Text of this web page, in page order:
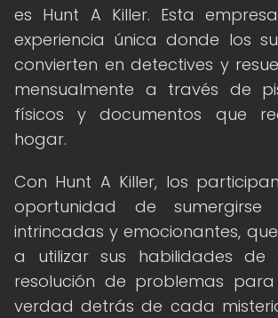
es Hunt A Killer. Esta
experiencia única donde los
convierten en detectives y
mensualmente a través de
físicos y documentos que
hogar.
Con Hunt A Killer, los
oportunidad de sumergirse
intrincadas y emocionantes,
a utilizar sus habilidades de
resolución de problemas
verdad detrás de cada